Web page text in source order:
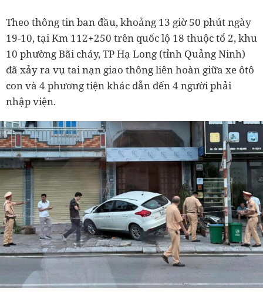
Theo thông tin ban đầu, khoảng 13 giờ 50 phút ngày
19-10, tại Km 112+250 trên quốc lộ 18 thuộc tổ 2, khu
10 phường Bãi cháy, TP Hạ Long (tỉnh Quảng Ninh)
đã xảy ra vụ tai nạn giao thông liên hoàn giữa xe ôtô
con và 4 phương tiện khác dẫn đến 4 người phải
nhập viện.